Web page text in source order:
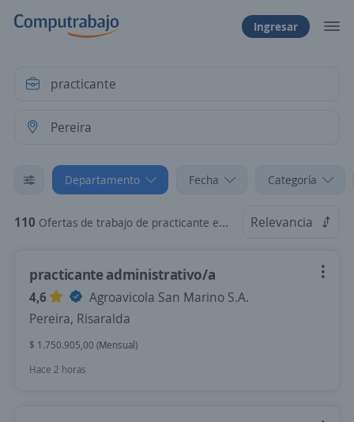
Ingresar
Departamento Fecha Categoría
110 Ofertas de trabajo de practicante en Pereira, Risaralda Relevancia
practicante administrativo/a
4,6
Agroavicola San Marino S.A.
Pereira, Risaralda
$ 1.750.905,00 (Mensual)
Hace 2 horas